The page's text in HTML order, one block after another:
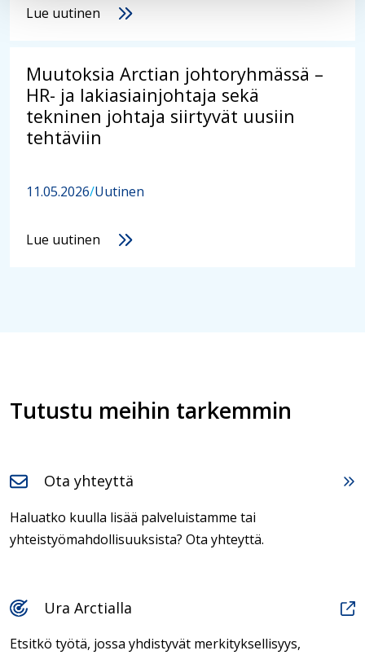
Lue uutinen
Muutoksia Arctian johtoryhmässä –
HR- ja lakiasiainjohtaja sekä
tekninen johtaja siirtyvät uusiin
tehtäviin
11.05.2026/Uutinen
Lue uutinen
Tutustu meihin tarkemmin
Ota yhteyttä
Haluatko kuulla lisää palveluistamme tai
yhteistyömahdollisuuksista? Ota yhteyttä.
Ura Arctialla
Etsitkö työtä, jossa yhdistyvät merkityksellisyys,